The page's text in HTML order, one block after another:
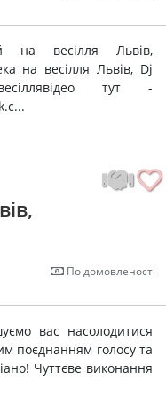
на весілля Львів,
на весілля Львів, Dj
тут -
По домовленості
вас насолодитися
поєднанням голосу та
Чуттєве виконання